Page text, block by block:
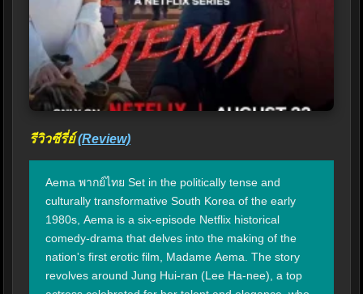
รีวิวซีรี่ย์(Review)
Aema พากย์ไทย Set in the politically tense and
culturally transformative South Korea of the early
1980s, Aema is a six-episode Netflix historical
comedy-drama that delves into the making of the
nation's first erotic film, Madame Aema. The story
revolves around Jung Hui-ran (Lee Ha-nee), a top